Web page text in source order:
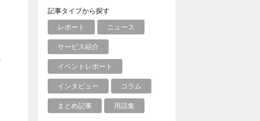
記事タイプから探す
レポート ニュース
サービス紹介
イベントレポート
インタビュー コラム
まとめ記事 用語集